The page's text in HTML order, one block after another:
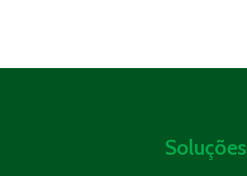
Soluções